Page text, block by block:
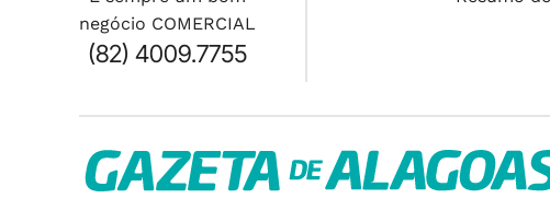
negócio COMERCIAL
(82) 4009.7755